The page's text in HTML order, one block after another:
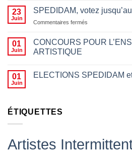
motifs
à
fait
leur
23
Juin
SPEDIDAM, votez
Commentaires fermés
votez
23h59
01
Juin
CONCOURS POUR
ARTISTIQUE
01
Juin
ELECTIONS SPEDIDAM
ÉTIQUETTES
Artistes